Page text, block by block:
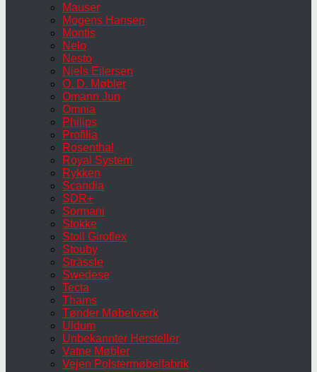
Mauser
Mogens Hansen
Montis
Nelo
Nesto
Niels Eilersen
O. D. Møbler
Omann Jun
Omnia
Philips
Profilia
Rosenthal
Royal System
Rykken
Scandia
SDR+
Sormani
Stokke
Stoll Giroflex
Stouby
Strässle
Swedese
Tecta
Thams
Tønder Møbelværk
Uldum
Unbekannter Hersteller
Vatne Møbler
Vejen Polstermøbelfabrik